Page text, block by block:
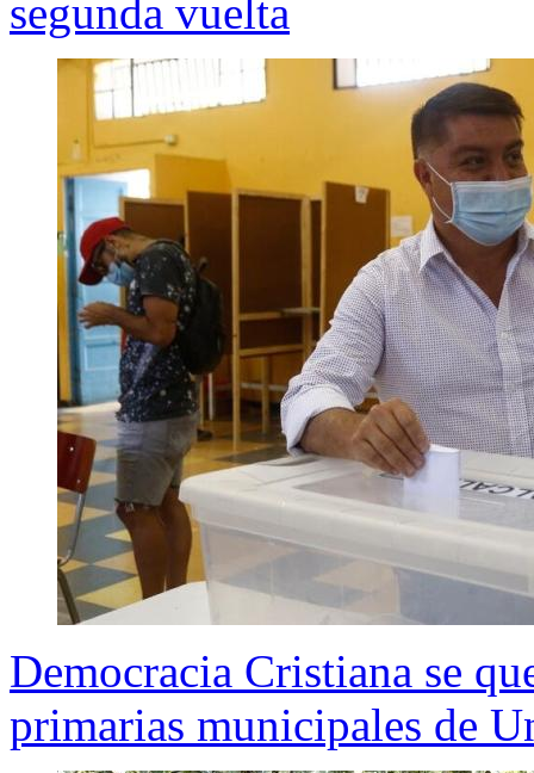
segunda vuelta
Democracia Cristiana se
primarias municipales de